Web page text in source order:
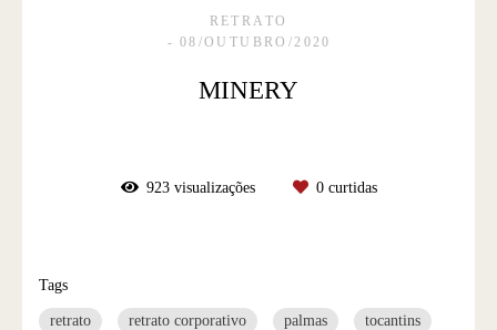
RETRATO
08/OUTUBRO/2020
MINERY
923visualizações 0curtidas
Tags
retrato retrato corporativo palmas
tocantins